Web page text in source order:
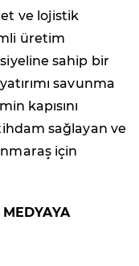
ve lojistik
üretim
sahip bir
savunma
kapısını
sağlayan ve
için